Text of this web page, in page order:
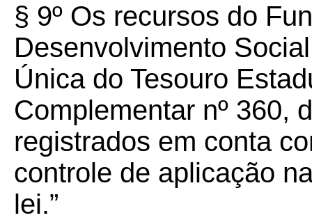
§ 9º Os recursos do
Desenvolvimento
Única do Tesouro
Complementar nº 360,
registrados em conta
controle de aplicação
lei.”